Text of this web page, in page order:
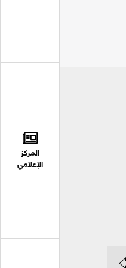
المركز
الإعلامي